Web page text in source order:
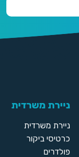
ניירת משרדית
ניירת משרדית
כרטיסי ביקור
פולדרים